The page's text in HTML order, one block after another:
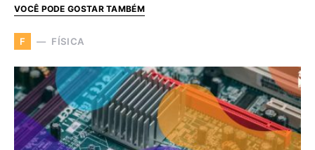
VOCÊ PODE GOSTAR TAMBÉM
F FÍSICA